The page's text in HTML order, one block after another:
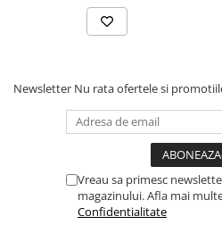
Newsletter Nu rata ofertele si
Vreau sa primesc
magazinului. Afla mai
Confidentialitate